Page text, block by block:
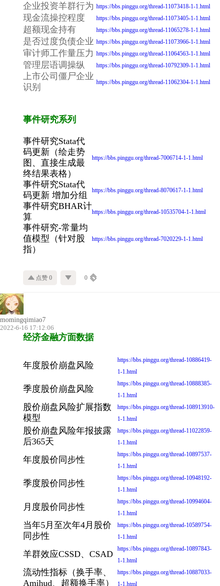
企业投资羊群行为 https://bbs.pinggu.org/thread-11073418-1-1.html
现金流操控程度 https://bbs.pinggu.org/thread-11073405-1-1.html
超额现金持有 https://bbs.pinggu.org/thread-11065278-1-1.html
是否过度负债企业 https://bbs.pinggu.org/thread-11073966-1-1.html
审计师工作量压力 https://bbs.pinggu.org/thread-11064563-1-1.html
管理层语调操纵 https://bbs.pinggu.org/thread-10792309-1-1.html
上市公司僵尸企业
识别
https://bbs.pinggu.org/thread-11062304-1-1.html
事件研究系列
事件研究Stata代
码更新（绘走势
图、直接生成最
终结果表格）
https://bbs.pinggu.org/thread-7006714-1-1.html
事件研究Stata代
码更新 增加分组
https://bbs.pinggu.org/thread-8070617-1-1.html
事件研究BHAR计
算
https://bbs.pinggu.org/thread-10535704-1-1.html
事件研究-常量均
值模型（针对股
指）
https://bbs.pinggu.org/thread-7020229-1-1.html
点赞 0 0
momingqimiao7
2022-6-16 17:12:06
经济金融方面数据
年度股价崩盘风险
https://bbs.pinggu.org/thread-10886419-
1-1.html
季度股价崩盘风险
https://bbs.pinggu.org/thread-10888385-
1-1.html
股价崩盘风险扩展指数
模型
https://bbs.pinggu.org/thread-108913910-
1-1.html
股价崩盘风险年报披露
后365天
https://bbs.pinggu.org/thread-11022859-
1-1.html
年度股价同步性
https://bbs.pinggu.org/thread-10897537-
1-1.html
季度股价同步性
https://bbs.pinggu.org/thread-10948192-
1-1.html
月度股价同步性
https://bbs.pinggu.org/thread-10994604-
1-1.html
当年5月至次年4月股价
同步性
https://bbs.pinggu.org/thread-10589754-
1-1.html
羊群效应CSSD、CSAD
https://bbs.pinggu.org/thread-10897843-
1-1.html
流动性指标（换手率、
Amihud、超额换手率）
https://bbs.pinggu.org/thread-10887033-
1-1.html